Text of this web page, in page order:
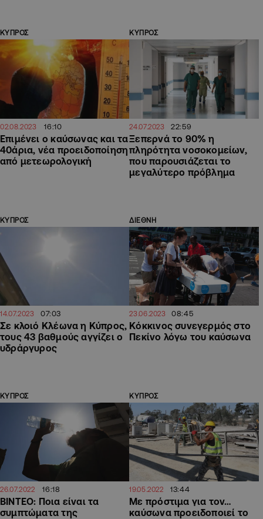
ΚΥΠΡΟΣ
02.08.2023 16:10
Επιμένει ο καύσωνας και τα
40άρια, νέα προειδοποίηση
από μετεωρολογική
ΚΥΠΡΟΣ
24.07.2023 22:59
Ξεπερνά το 90% η
πληρότητα νοσοκομείων,
που παρουσιάζεται το
μεγαλύτερο πρόβλημα
ΚΥΠΡΟΣ
14.07.2023 07:03
Σε κλοιό Κλέωνα η Κύπρος,
τους 43 βαθμούς αγγίζει ο
υδράργυρος
ΔΙΕΘΝΗ
23.06.2023 08:45
Κόκκινος συνεγερμός στο
Πεκίνο λόγω του καύσωνα
ΚΥΠΡΟΣ
26.07.2022 16:18
BINTEO: Ποια είναι τα
συμπτώματα της
ΚΥΠΡΟΣ
19.05.2022 13:44
Με πρόστιμα για τον…
καύσωνα προειδοποιεί το